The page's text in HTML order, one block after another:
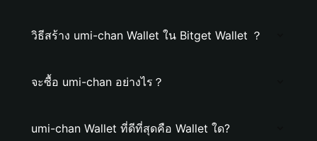
วิธีสร้าง umi-chan Wallet ใน Bitget Wallet ？
จะซื้อ umi-chan อย่างไร？
umi-chan Wallet ที่ดีที่สุดคือ Wallet ใด?